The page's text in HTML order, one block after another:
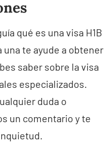
qué es una visa H1B
una te ayude a obtener
saber sobre la visa
especializados.
duda o
un comentario y te